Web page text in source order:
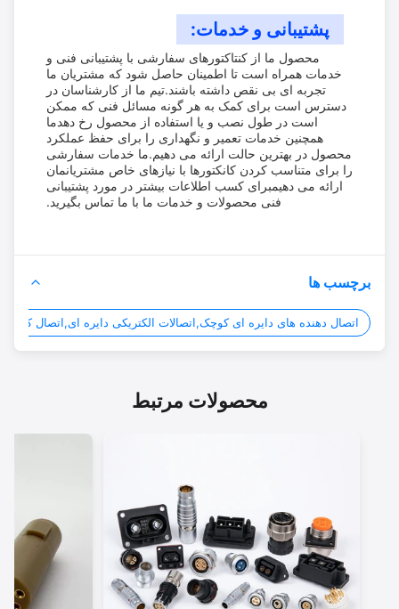
پشتیبانی و خدمات:
محصول ما از کنتاکتورهای سفارشی با پشتیبانی فنی و
خدمات همراه است تا اطمینان حاصل شود که مشتریان ما
تجربه ای بی نقص داشته باشند.تیم ما از کارشناسان در
دسترس است برای کمک به هر گونه مسائل فنی که ممکن
است در طول نصب و یا استفاده از محصول رخ دهدما
همچنین خدمات تعمیر و نگهداری را برای حفظ عملکرد
محصول در بهترین حالت ارائه می دهیم.ما خدمات سفارشی
را برای متناسب کردن کانکتورها با نیازهای خاص مشتریانمان
ارائه می دهیمبرای کسب اطلاعات بیشتر در مورد پشتیبانی
فنی محصولات و خدمات ما با ما تماس بگیرید.
برچسب ها
اتصال دهنده های دایره ای کوچک,اتصالات الکتریکی دایره ای,اتصال کننده های
محصولات مرتبط